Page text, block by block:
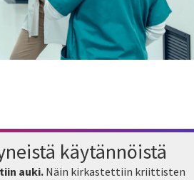
käytännöistä
auki. Näin kirkastettiin kriittisten